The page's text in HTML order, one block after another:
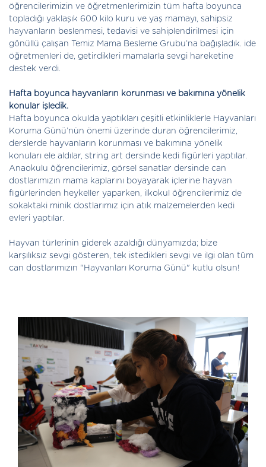
öğrencilerimizin ve öğretmenlerimizin tüm hafta boyunca
topladığı yaklaşık 600 kilo kuru ve yaş mamayı, sahipsiz
hayvanların beslenmesi, tedavisi ve sahiplendirilmesi için
gönüllü çalışan Temiz Mama Besleme Grubu’na bağışladık. ide
öğretmenleri de, getirdikleri mamalarla sevgi hareketine
destek verdi.
Hafta boyunca hayvanların korunması ve bakımına yönelik
konular işledik.
Hafta boyunca okulda yaptıkları çeşitli etkinliklerle Hayvanları
Koruma Günü’nün önemi üzerinde duran öğrencilerimiz,
derslerde hayvanların korunması ve bakımına yönelik
konuları ele aldılar, string art dersinde kedi figürleri yaptılar.
Anaokulu öğrencilerimiz, görsel sanatlar dersinde can
dostlarımızın mama kaplarını boyayarak içlerine hayvan
figürlerinden heykeller yaparken, ilkokul öğrencilerimiz de
sokaktaki minik dostlarımız için atık malzemelerden kedi
evleri yaptılar.
Hayvan türlerinin giderek azaldığı dünyamızda; bize
karşılıksız sevgi gösteren, tek istedikleri sevgi ve ilgi olan tüm
can dostlarımızın "Hayvanları Koruma Günü" kutlu olsun!